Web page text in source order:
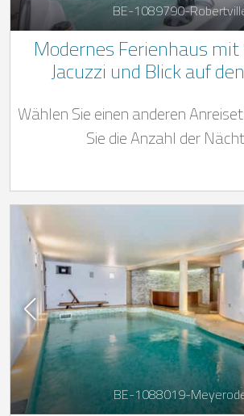
BE-1089790-
Modernes Ferienhaus mit
Jacuzzi und Blick auf
Wählen Sie einen anderen
Sie die Anzahl der
BE-1088019-